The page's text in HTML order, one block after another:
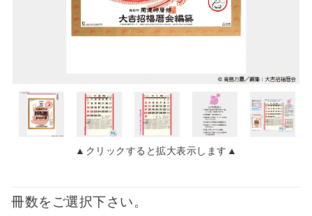
▲クリックすると拡大表示します▲
冊数をご選択下さい。